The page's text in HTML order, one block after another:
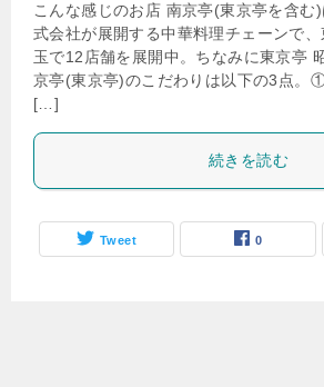
こんな感じのお店 南京亭(東京亭を含む
式会社が展開する中華料理チェーンで
玉で12店舗を展開中。ちなみに東京亭
京亭(東京亭)のこだわりは以下の3点。
[…]
続きを読む
Tweet 0